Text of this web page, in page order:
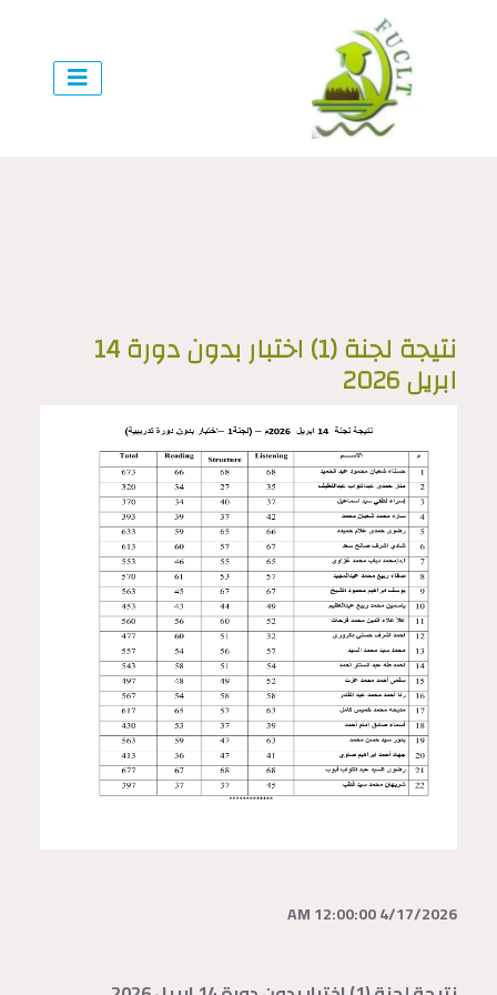
نتيجة لجنة (1) اختبار بدون دورة 14
ابريل 2026
4/17/2026 12:00:00 AM